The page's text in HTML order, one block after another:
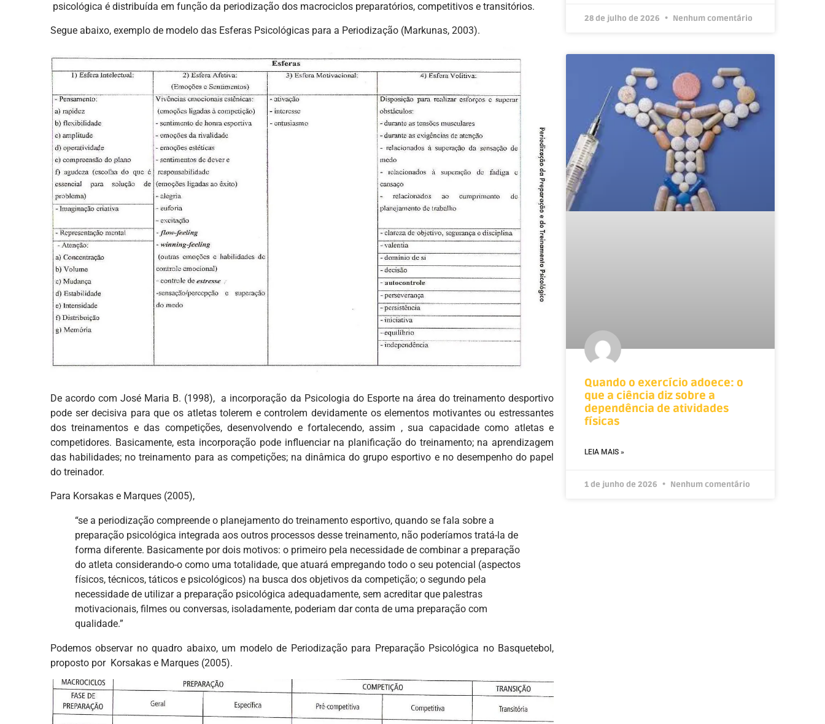
psicológica é distribuída em função da periodização dos macrociclos preparatórios, competitivos e transitórios.
Segue abaixo, exemplo de modelo das Esferas Psicológicas para a Periodização (Markunas, 2003).
De acordo com José Maria B. (1998), a incorporação da Psicologia do Esporte na área do treinamento desportivo
pode ser decisiva para que os atletas tolerem e controlem devidamente os elementos motivantes ou estressantes
dos treinamentos e das competições, desenvolvendo e fortalecendo, assim , sua capacidade como atletas e
competidores. Basicamente, esta incorporação pode influenciar na planificação do treinamento; na aprendizagem
das habilidades; no treinamento para as competições; na dinâmica do grupo esportivo e no desempenho do papel
do treinador.
Para Korsakas e Marques (2005),
“se a periodização compreende o planejamento do treinamento esportivo, quando se fala sobre a
preparação psicológica integrada aos outros processos desse treinamento, não poderíamos tratá-la de
forma diferente. Basicamente por dois motivos: o primeiro pela necessidade de combinar a preparação
do atleta considerando-o como uma totalidade, que atuará empregando todo o seu potencial (aspectos
físicos, técnicos, táticos e psicológicos) na busca dos objetivos da competição; o segundo pela
necessidade de utilizar a preparação psicológica adequadamente, sem acreditar que palestras
motivacionais, filmes ou conversas, isoladamente, poderiam dar conta de uma preparação com
qualidade.”
Podemos observar no quadro abaixo, um modelo de Periodização para Preparação Psicológica no Basquetebol,
proposto por Korsakas e Marques (2005).
28 de julho de 2026 Nenhum comentário
Quando o exercício adoece: o
que a ciência diz sobre a
dependência de atividades
físicas
LEIA MAIS »
1 de junho de 2026 Nenhum comentário